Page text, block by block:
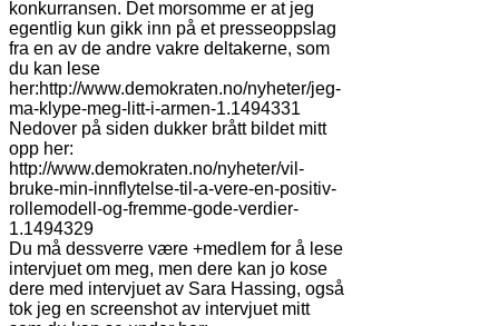
konkurransen. Det morsomme er at jeg
egentlig kun gikk inn på et presseoppslag
fra en av de andre vakre deltakerne, som
du kan lese
her:http://www.demokraten.no/nyheter/jeg-
ma-klype-meg-litt-i-armen-1.1494331
Nedover på siden dukker brått bildet mitt
opp her:
http://www.demokraten.no/nyheter/vil-
bruke-min-innflytelse-til-a-vere-en-positiv-
rollemodell-og-fremme-gode-verdier-
1.1494329
Du må dessverre være +medlem for å lese
intervjuet om meg, men dere kan jo kose
dere med intervjuet av Sara Hassing, også
tok jeg en screenshot av intervjuet mitt